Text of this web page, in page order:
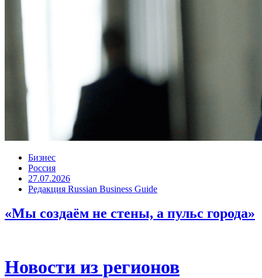
Бизнес
Россия
27.07.2026
Редакция Russian Business Guide
«Мы создаём не стены, а пульс города»
Новости из регионов